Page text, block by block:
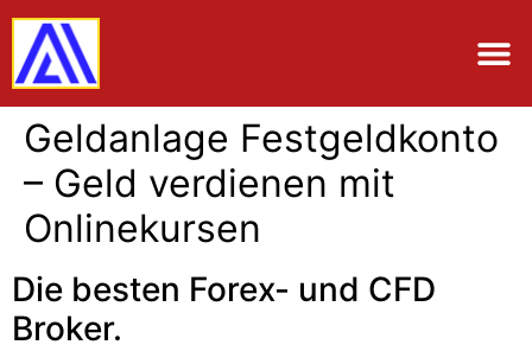
Geldanlage Festgeldkonto
– Geld verdienen mit
Onlinekursen
Die besten Forex- und CFD
Broker.